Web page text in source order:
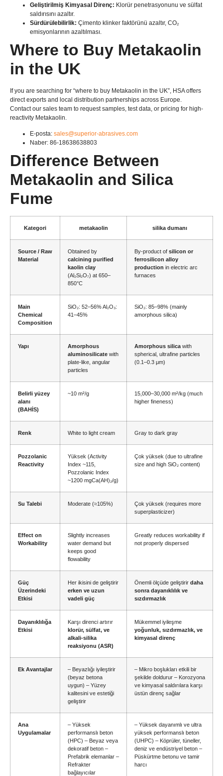
Geliştirilmiş Kimyasal Direnç: Klorür penetrasyonunu ve sülfat
saldırısını azaltır.
Sürdürülebilirlik: Çimento klinker faktörünü azaltır, CO₂
emisyonlarının azaltılması.
Where to Buy Metakaolin
in the UK
If you are searching for “where to buy Metakaolin in the UK” HSA offers
direct exports and local distribution partnerships across Europe
Contact our sales team to request samples test data or pricing for high-
reactivity Metakaolin
E-posta: sales@superior-abrasives.com
Naber: 86-18638638803
Difference Between
Metakaolin and Silica
Fume
Kategori metakaolin silika dumanı
Source / Raw
Material
Obtained by
calcining purified
kaolin clay
(Al₂Si₂O₇) at 650–
850°C
By-product of silicon or
ferrosilicon alloy
production in electric arc
furnaces
Main
Chemical
Composition
SiO₂: 52–56% Al₂O₃:
41–45%
SiO₂: 85–98% (mainly
amorphous silica)
Yapı
Amorphous
aluminosilicate with
plate-like angular
particles
Amorphous silica with
spherical ultrafine particles
(0.1–0.3 μm)
Belirli yüzey
alanı
(BAHİS)
~10 m²/g 15,000–30,000 m²/kg (much
higher fineness)
Renk White to light cream Gray to dark gray
Pozzolanic
Reactivity
Yüksek (Activity
Index ~115
Pozzolanic Index
~1200 mgCa(AH)₂/g)
Çok yüksek (due to ultrafine
size and high SiO₂ content)
Su Talebi Moderate (≈105%) Çok yüksek (requires more
superplasticizer)
Effect on
Workability
Slightly increases
water demand but
keeps good
flowability
Greatly reduces workability if
not properly dispersed
Güç
Üzerindeki
Etkisi
Her ikisini de geliştirir
erken ve uzun
vadeli güç
Önemli ölçüde geliştirir daha
sonra dayanıklılık ve
sızdırmazlık
Dayanıklılığa
Etkisi
Karşı direnci artırır
klorür, sülfat, ve
alkali-silika
reaksiyonu (ASR)
Mükemmel iyileşme
yoğunluk, sızdırmazlık, ve
kimyasal direnç
Ek Avantajlar
– Beyazlığı iyileştirir
(beyaz betona
uygun) – Yüzey
kalitesini ve estetiği
geliştirir
– Mikro boşlukları etkili bir
şekilde doldurur – Korozyona
ve kimyasal saldırılara karşı
üstün direnç sağlar
Ana
Uygulamalar
– Yüksek
performanslı beton
(HPC) – Beyaz veya
dekoratif beton –
Prefabrik elemanlar –
Refrakter
bağlayıcılar
– Yüksek dayanımlı ve ultra
yüksek performanslı beton
(UHPC) – Köprüler, tüneller,
deniz ve endüstriyel beton –
Püskürtme betonu ve tamir
harcı